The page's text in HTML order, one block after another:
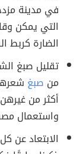
في مدينة
التي يمكن
الضارة كربط
تقليل صبغ
من صبغ
أكثر من
واستعمال
الابتعاد عن